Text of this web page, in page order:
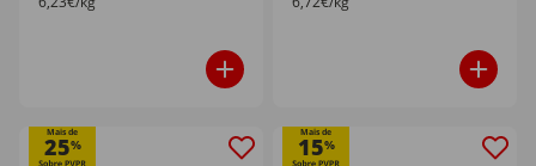
Mais de
25%
Mais de
15%